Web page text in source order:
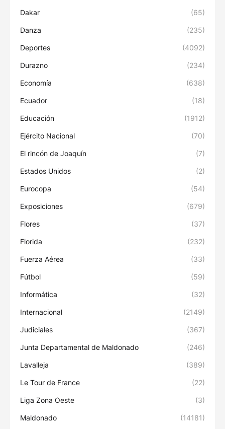
Dakar (65)
Danza (235)
Deportes (4092)
Durazno (234)
Economía (638)
Ecuador (18)
Educación (1912)
Ejército Nacional (70)
El rincón de Joaquín (7)
Estados Unidos (2)
Eurocopa (54)
Exposiciones (679)
Flores (37)
Florida (232)
Fuerza Aérea (33)
Fútbol (59)
Informática (32)
Internacional (2149)
Judiciales (367)
Junta Departamental de Maldonado (246)
Lavalleja (389)
Le Tour de France (22)
Liga Zona Oeste (3)
Maldonado (14181)